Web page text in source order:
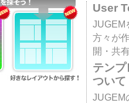
User
JUGEM
方々が
開・共
テン
ついて
JUGEM